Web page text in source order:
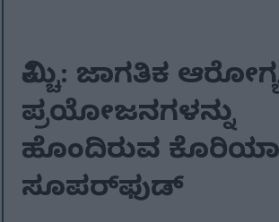
ಕಿಮ್ಚಿ: ಜಾಗತಿಕ
ಪ್ರಯೋಜನಗಳನ್ನು
ಹೊಂದಿರುವ
ಸೂಪರ್‌ಫುಡ್